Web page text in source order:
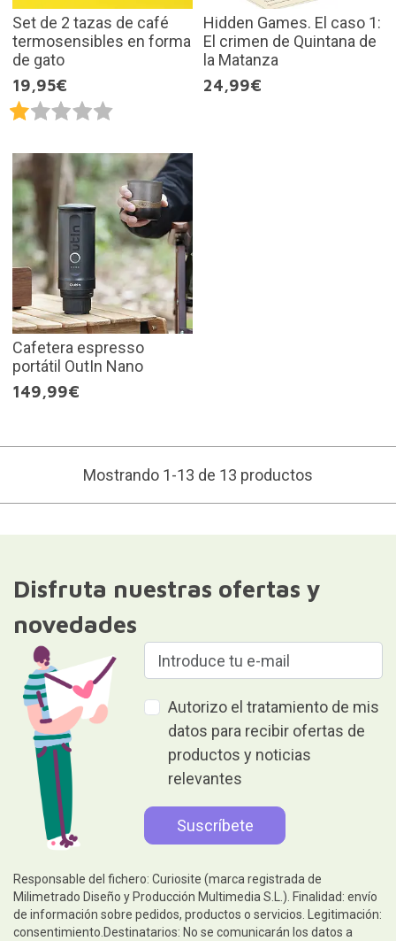
Set de 2 tazas de café
termosensibles en forma
de gato
19,95€
Hidden Games. El caso 1:
El crimen de Quintana de
la Matanza
24,99€
Cafetera espresso
portátil OutIn Nano
149,99€
Mostrando 1-13 de 13 productos
Disfruta nuestras ofertas y
novedades
Autorizo el tratamiento de mis
datos para recibir ofertas de
productos y noticias
relevantes
Responsable del fichero: Curiosite (marca registrada de
Milimetrado Diseño y Producción Multimedia S.L.). Finalidad: envío
de información sobre pedidos, productos o servicios. Legitimación:
consentimiento.Destinatarios: No se comunicarán los datos a